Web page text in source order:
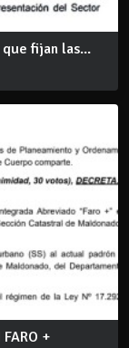
fijan las...
+